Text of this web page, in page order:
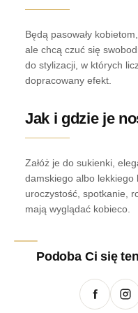
Będą pasowały
ale chcą czuć się
do stylizacji, w których
dopracowany efekt.
Jak i gdzie je
Załóż je do sukienki,
damskiego albo lekkiego
uroczystość, spotkanie,
mają wyglądać kobieco.
Podoba Ci się